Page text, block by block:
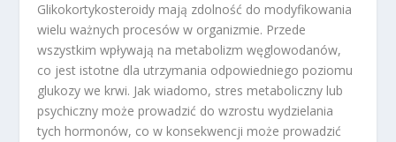
Glikokortykosteroidy mają zdolność do modyfikowania
wielu ważnych procesów w organizmie. Przede
wszystkim wpływają na metabolizm węglowodanów,
co jest istotne dla utrzymania odpowiedniego poziomu
glukozy we krwi. Jak wiadomo, stres metaboliczny lub
psychiczny może prowadzić do wzrostu wydzielania
tych hormonów, co w konsekwencji może prowadzić